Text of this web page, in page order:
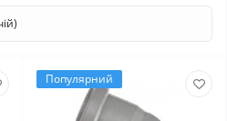
Популярний